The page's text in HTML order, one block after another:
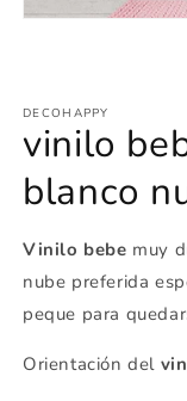
una
ventana
modal
DECOHAPPY
vinilo
blanco
Vinilo bebe muy
nube preferida
peque para
Orientación del